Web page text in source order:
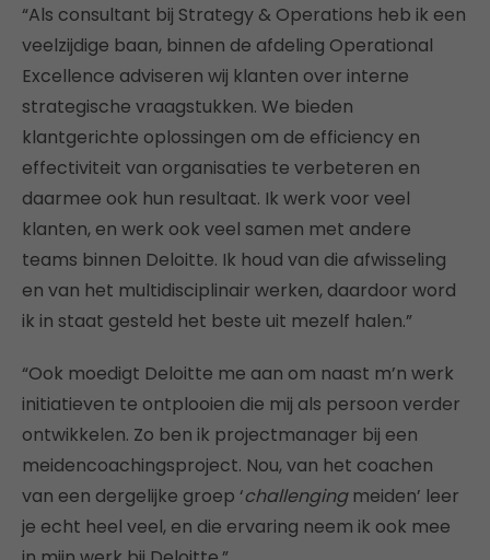
“Als consultant bij Strategy & Operations heb ik een
veelzijdige baan, binnen de afdeling Operational
Excellence adviseren wij klanten over interne
strategische vraagstukken. We bieden
klantgerichte oplossingen om de efficiency en
effectiviteit van organisaties te verbeteren en
daarmee ook hun resultaat. Ik werk voor veel
klanten, en werk ook veel samen met andere
teams binnen Deloitte. Ik houd van die afwisseling
en van het multidisciplinair werken, daardoor word
ik in staat gesteld het beste uit mezelf halen.”
“Ook moedigt Deloitte me aan om naast m’n werk
initiatieven te ontplooien die mij als persoon verder
ontwikkelen. Zo ben ik projectmanager bij een
meidencoachingsproject. Nou, van het coachen
van een dergelijke groep ‘challengingmeiden’ leer
je echt heel veel, en die ervaring neem ik ook mee